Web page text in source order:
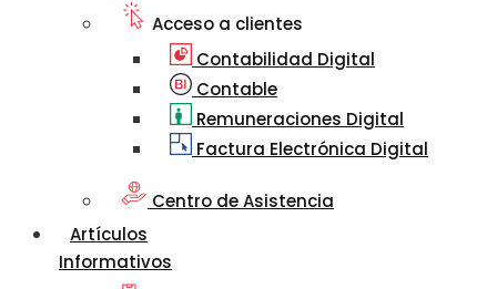
Acceso a clientes
Contabilidad Digital
Contable
Remuneraciones Digital
Factura Electrónica Digital
Centro de Asistencia
Artículos
Informativos